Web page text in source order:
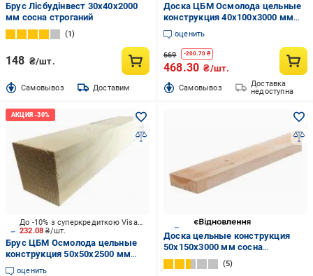
Брус Лісбудінвест 30х40х2000
мм сосна строганий
1
148 ₴/шт.
Cамовывоз Доставим
Доска ЦБМ Осмолода цельные
конструкция 40х100х3000 мм
карпатская ель
оценить
669 -200.70₴
468.30 ₴/шт.
Cамовывоз
Доставка
недоступна
232.08₴/шт.
До -10% з суперкредиткою Visa Вигода
Брус ЦБМ Осмолода цельные
конструкция 50х50х2500 мм
карпатская ель
оценить
Доска цельные конструкция
50х150х3000 мм сосна
обработанная
5